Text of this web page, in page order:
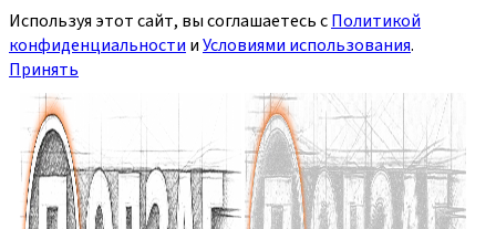
Используя этот сайт, вы соглашаетесь сПолитикой
конфиденциальности иУсловиями использования.
Принять